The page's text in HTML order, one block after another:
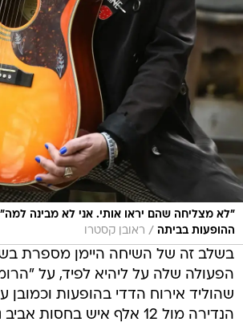
"לא מצליחה שהם יראו אותי. אני לא מבינה
ההופעות בביתה / ראובן קסטרו
בשלב זה של השיחה היימן מספרת
הפעולה שלה על ליהיא לפיד, על
שהוליד אירוח הדדי בהופעות וכמובן
הנדירה מול 12 אלף איש